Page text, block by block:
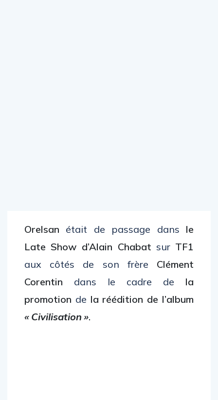
Orelsan était de passage dans le
Late Show d’Alain Chabat sur TF1
aux côtés de son frère Clément
Corentin dans le cadre de la
promotion de la réédition de l’album
« Civilisation ».